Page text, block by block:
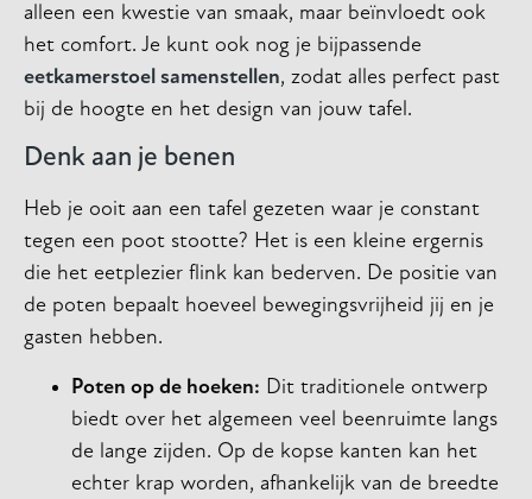
alleen een kwestie van smaak, maar beïnvloedt ook
het comfort. Je kunt ook nog je bijpassende
eetkamerstoel samenstellen, zodat alles perfect past
bij de hoogte en het design van jouw tafel.
Denk aan je benen
Heb je ooit aan een tafel gezeten waar je constant
tegen een poot stootte? Het is een kleine ergernis
die het eetplezier flink kan bederven. De positie van
de poten bepaalt hoeveel bewegingsvrijheid jij en je
gasten hebben.
Poten op de hoeken: Dit traditionele ontwerp
biedt over het algemeen veel beenruimte langs
de lange zijden. Op de kopse kanten kan het
echter krap worden, afhankelijk van de breedte